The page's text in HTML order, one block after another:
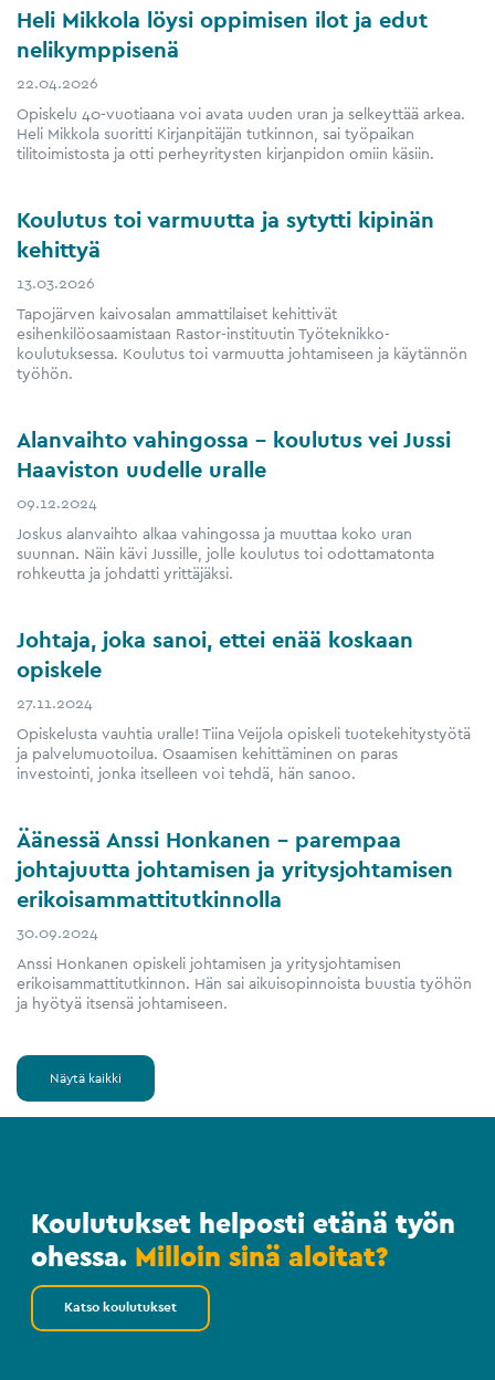
Heli Mikkola löysi oppimisen ilot ja edut
nelikymppisenä
22.04.2026
Opiskelu 40-vuotiaana voi avata uuden uran ja selkeyttää arkea.
Heli Mikkola suoritti Kirjanpitäjän tutkinnon, sai työpaikan
tilitoimistosta ja otti perheyritysten kirjanpidon omiin käsiin.
Koulutus toi varmuutta ja sytytti kipinän
kehittyä
13.03.2026
Tapojärven kaivosalan ammattilaiset kehittivät
esihenkilöosaamistaan Rastor-instituutin Työteknikko-
koulutuksessa. Koulutus toi varmuutta johtamiseen ja käytännön
työhön.
Alanvaihto vahingossa – koulutus vei Jussi
Haaviston uudelle uralle
09.12.2024
Joskus alanvaihto alkaa vahingossa ja muuttaa koko uran
suunnan. Näin kävi Jussille, jolle koulutus toi odottamatonta
rohkeutta ja johdatti yrittäjäksi.
Johtaja, joka sanoi, ettei enää koskaan
opiskele
27.11.2024
Opiskelusta vauhtia uralle! Tiina Veijola opiskeli tuotekehitystyötä
ja palvelumuotoilua. Osaamisen kehittäminen on paras
investointi, jonka itselleen voi tehdä, hän sanoo.
Äänessä Anssi Honkanen – parempaa
johtajuutta johtamisen ja yritysjohtamisen
erikoisammattitutkinnolla
30.09.2024
Anssi Honkanen opiskeli johtamisen ja yritysjohtamisen
erikoisammattitutkinnon. Hän sai aikuisopinnoista buustia työhön
ja hyötyä itsensä johtamiseen.
Näytä kaikki
Koulutukset helposti etänä työn
ohessa. Milloin sinä aloitat?
Katso koulutukset